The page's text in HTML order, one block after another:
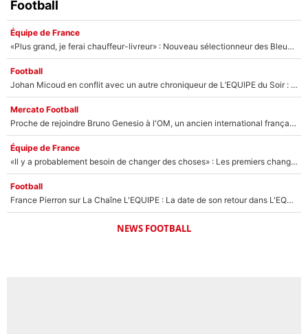
Football
Équipe de France
«Plus grand, je ferai chauffeur-livreur» : Nouveau sélectionneur des Bleus, Zinédine Zidane s’était imaginé un avenir très différent lorsqu'il était enfant
Football
Johan Micoud en conflit avec un autre chroniqueur de L’EQUIPE du Soir : «Pendant un moment, je ne les ai pas remis ensemble dans l'émission»
Mercato Football
Proche de rejoindre Bruno Genesio à l'OM, un ancien international français va finalement débarquer... sur RMC !
Équipe de France
«Il y a probablement besoin de changer des choses» : Les premiers changements de Zinedine Zidane en équipe de France sont révélés ?
Football
France Pierron sur La Chaîne L'EQUIPE : La date de son retour dans L'EQUIPE de Choc est connue... et c'était très attendu
NEWS FOOTBALL